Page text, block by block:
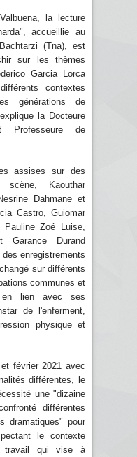
la lecture
accueillie au
(Tna), est
sur les thèmes
Garcia Lorca
contextes
générations de
la Docteure
Professeure de
assises sur des
Kaouthar
Dahmane et
Castro, Guiomar
Zoé Luise,
Garance Durand
enregistrements
sur différents
communes et
en lien avec ses
de l'enferment,
physique et
février 2021 avec
différentes, le
une "dizaine
différentes
dramatiques" pour
le contexte
travail qui vise à